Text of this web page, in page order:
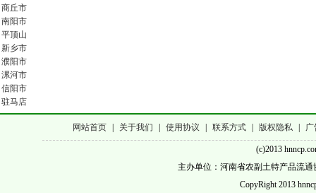
商丘市
南阳市
平顶山
新乡市
濮阳市
漯河市
信阳市
驻马店
网站首页 关于我们 使用协议 联系方式 版权隐私 广
(c)2013
主办单位：河南省农副土特产品流通
CopyRight 2013